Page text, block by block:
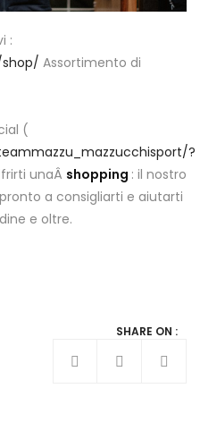
:
Assortimento di
(
?
unaÂ shopping : il nostro
a consigliarti e aiutarti
e oltre.
SHARE ON :